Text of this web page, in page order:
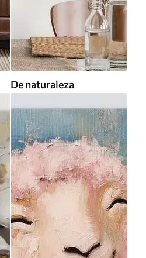
De naturaleza